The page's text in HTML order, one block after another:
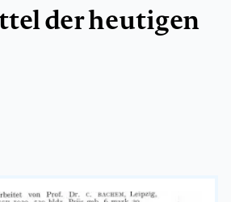
der heutigen